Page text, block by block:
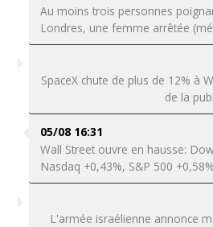
Au moins trois personnes
Londres, une femme arrêtée
SpaceX chute de plus de 12% à
de la
05/08 16:31
Wall Street ouvre en hausse:
Nasdaq +0,43%, S&P 500 +0,58%
L'armée israélienne annonce